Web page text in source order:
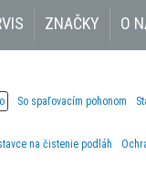
ZNAČKY O
So spaľovacím pohonom
na čistenie podláh